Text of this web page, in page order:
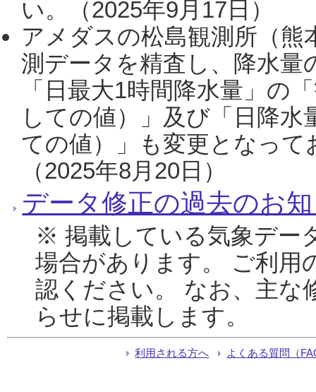
い。（2025年9月17日）
アメダスの松島観測所（熊
測データを精査し、降水
「日最大1時間降水量」の
しての値）」及び「日降
ての値）」も変更となっ
（2025年8月20日）
データ修正の過去のお
※ 掲載している気象デー
場合があります。 ご利用
認ください。 なお、主な
らせに掲載します。
利用される方へ よくある質問（